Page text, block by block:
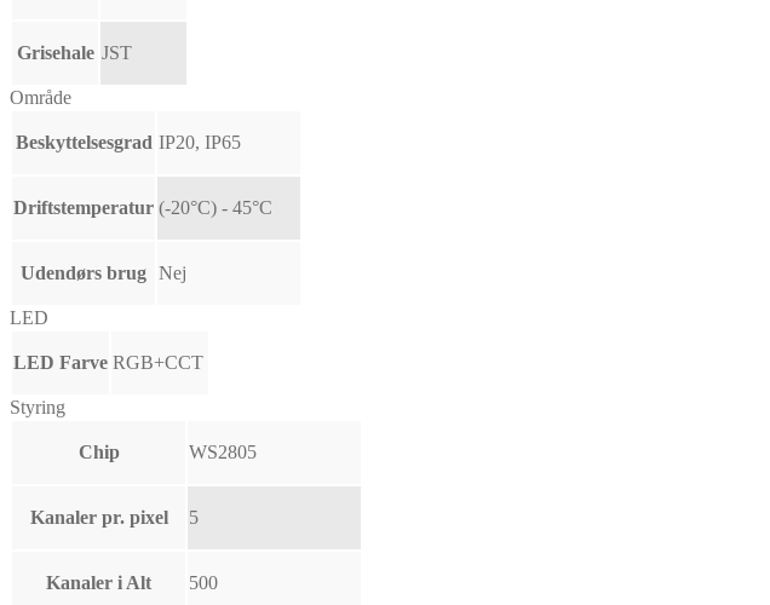
Grisehale JST
Område
Beskyttelsesgrad IP20, IP65
Driftstemperatur (-20°C) - 45°C
Udendørs brug Nej
LED
LED Farve RGB+CCT
Styring
Chip WS2805
Kanaler pr. pixel 5
Kanaler i Alt 500